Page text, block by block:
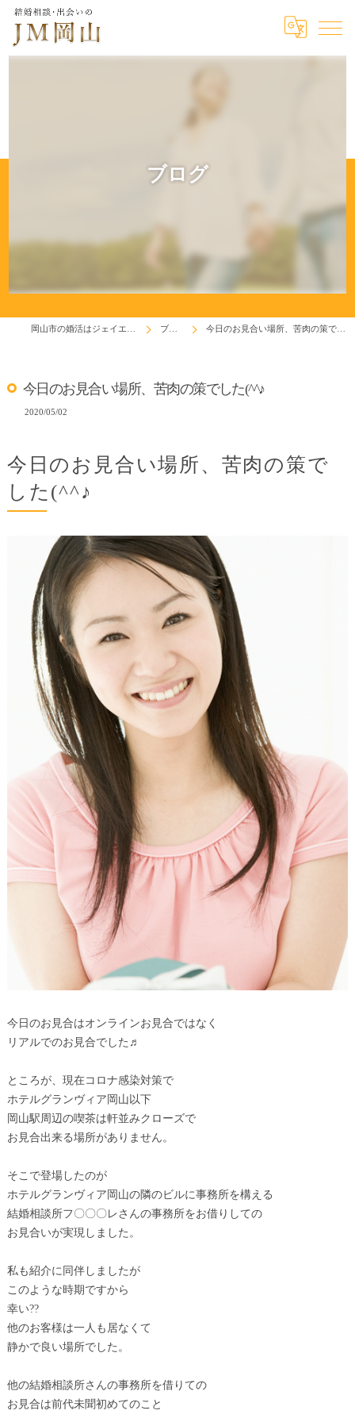
ブログ
ブログ 今日のお見合い場所、苦肉の策でした(^^♪
今日のお見合い場所、苦肉の策でした(^^♪
2020/05/02
今日のお見合い場所、苦肉の策で
した(^^♪
今日のお見合はオンラインお見合ではなく
リアルでのお見合でした♬
ところが、現在コロナ感染対策で
ホテルグランヴィア岡山以下
岡山駅周辺の喫茶は軒並みクローズで
お見合出来る場所がありません。
そこで登場したのが
ホテルグランヴィア岡山の隣のビルに事務所を構える
結婚相談所フ〇〇〇レさんの事務所をお借りしての
お見合いが実現しました。
私も紹介に同伴しましたが
このような時期ですから
幸い??
他のお客様は一人も居なくて
静かで良い場所でした。
他の結婚相談所さんの事務所を借りての
お見合は前代未聞初めてのこと